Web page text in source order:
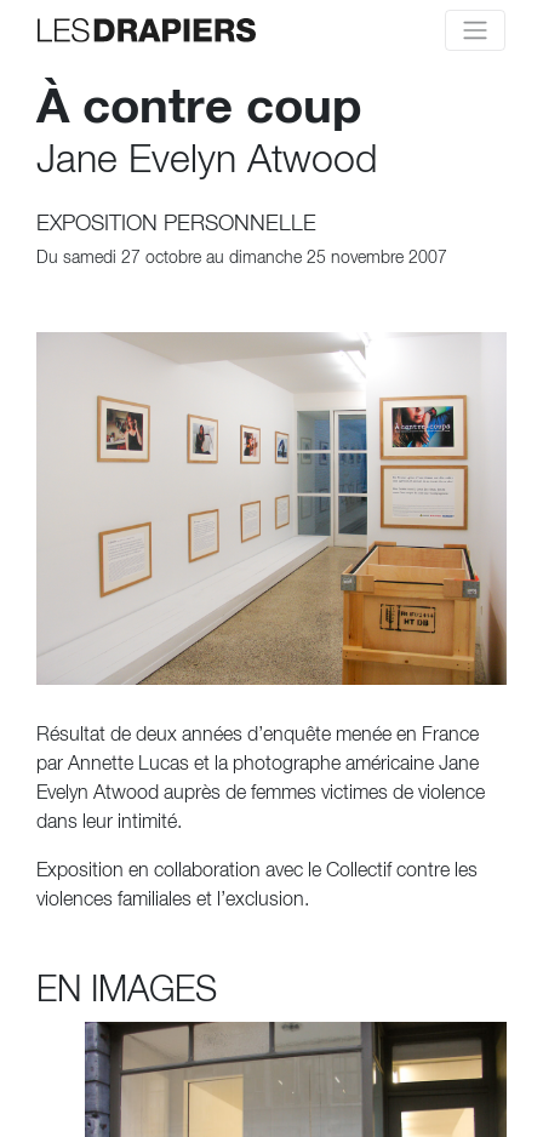
À contre coup
Jane Evelyn Atwood
EXPOSITION PERSONNELLE
Du samedi 27 octobre au dimanche 25 novembre 2007
Résultat de deux années d’enquête menée en France
par Annette Lucas et la photographe américaine Jane
Evelyn Atwood auprès de femmes victimes de violence
dans leur intimité.
Exposition en collaboration avec le Collectif contre les
violences familiales et l’exclusion.
EN IMAGES